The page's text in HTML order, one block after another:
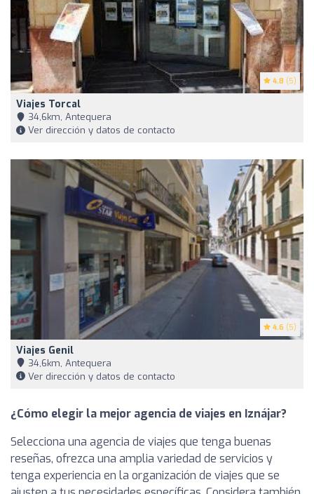
4.8 (5)
Viajes Torcal
34,6km, Antequera
Ver dirección y datos de contacto
4.6 (5)
Viajes Genil
34,6km, Antequera
Ver dirección y datos de contacto
¿Cómo elegir la mejor agencia de viajes en Iznájar?
Selecciona una agencia de viajes que tenga buenas
reseñas, ofrezca una amplia variedad de servicios y
tenga experiencia en la organización de viajes que se